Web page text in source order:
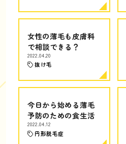
女性の薄毛も皮膚科
で相談できる？
2022.04.20
抜け毛
今日から始める薄毛
予防のための食生活
2022.04.12
円形脱毛症